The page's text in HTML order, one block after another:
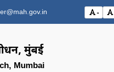
-
अक्षर
मुंबई
Mumbai